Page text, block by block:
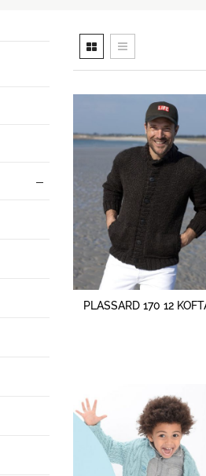
SNABBTITT
PLASSARD 170 12